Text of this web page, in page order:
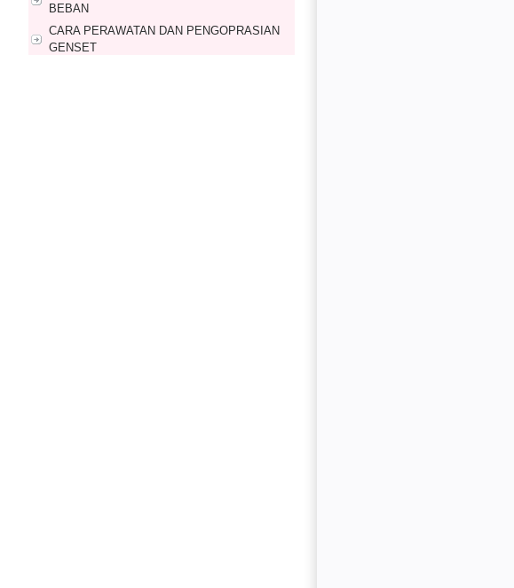
BEBAN
CARA PERAWATAN DAN PENGOPRASIAN
GENSET